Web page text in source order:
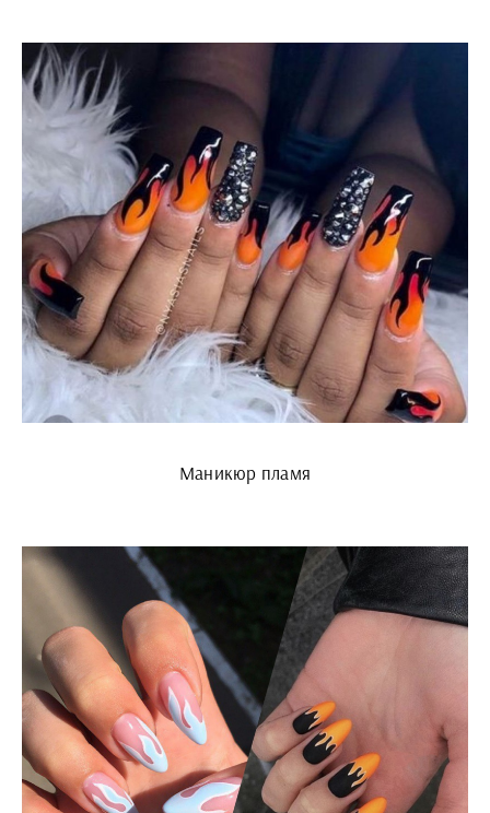
Маникюр пламя